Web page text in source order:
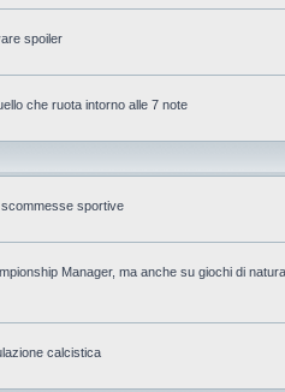
spoiler
che ruota intorno alle 7 note
sportive
Manager, ma anche su giochi di
calcistica